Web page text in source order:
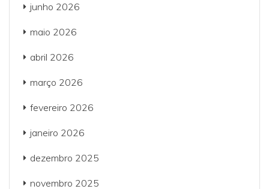
junho 2026
maio 2026
abril 2026
março 2026
fevereiro 2026
janeiro 2026
dezembro 2025
novembro 2025